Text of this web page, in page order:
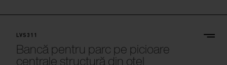
LVS311
Bancă pentru parc pe picioare
centrale structură din oțel